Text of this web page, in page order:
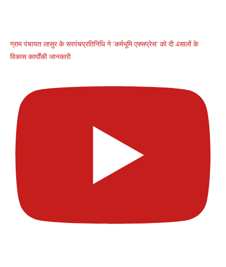
ग्राम पंचायत लासुर के सरपंचप्रतिनिधि ने 'कर्मभूमि एक्सप्रेस' को दी 4सालों के
विकास कार्योंकी जानकारी